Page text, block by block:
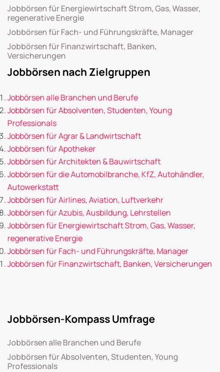
Jobbörsen für Energiewirtschaft Strom, Gas, Wasser,
regenerative Energie
Jobbörsen für Fach- und Führungskräfte, Manager
Jobbörsen für Finanzwirtschaft, Banken,
Versicherungen
Jobbörsen nach Zielgruppen
Jobbörsen alle Branchen und Berufe
Jobbörsen für Absolventen, Studenten, Young
Professionals
Jobbörsen für Agrar & Landwirtschaft
Jobbörsen für Apotheker
Jobbörsen für Architekten & Bauwirtschaft
Jobbörsen für die Automobilbranche, KfZ, Autohändler,
Autowerkstatt
Jobbörsen für Airlines, Aviation, Luftverkehr
Jobbörsen für Azubis, Ausbildung, Lehrstellen
Jobbörsen für Energiewirtschaft Strom, Gas, Wasser,
regenerative Energie
Jobbörsen für Fach- und Führungskräfte, Manager
Jobbörsen für Finanzwirtschaft, Banken, Versicherungen
Jobbörsen-Kompass Umfrage
Jobbörsen alle Branchen und Berufe
Jobbörsen für Absolventen, Studenten, Young
Professionals